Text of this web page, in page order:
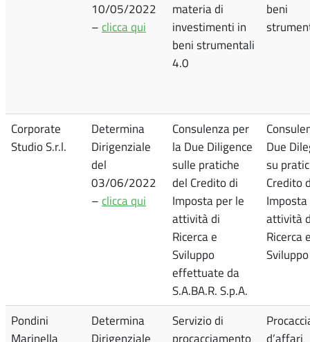
10/05/2022
– clicca qui
materia di
investimenti in
beni strumentali
4.0
beni
Corporate
Studio S.r.l.
Determina
Dirigenziale
del
03/06/2022
– clicca qui
Consulenza per
la Due Diligence
sulle pratiche
del Credito di
Imposta per le
attività di
Ricerca e
Sviluppo
effettuate da
S.A.BA.R. S.p.A.
Due
su
Credito
attività
Ricerca
Sviluppo
Pondini
Marinella
Determina
Dirigenziale
Servizio di
procacciamento
d’affari